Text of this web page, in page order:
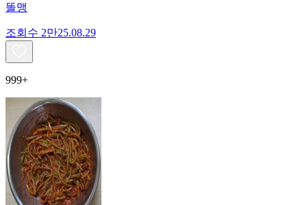
똘맹
조회수 2만25.08.29
999+